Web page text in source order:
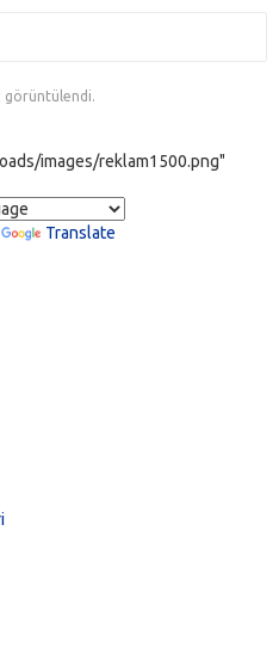
görüntülendi.
images/reklam1500.png"
Translate